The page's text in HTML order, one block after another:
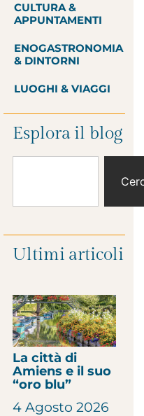
CULTURA &
APPUNTAMENTI
ENOGASTRONOMIA
& DINTORNI
LUOGHI & VIAGGI
Esplora il blog
Ultimi articoli
La città di
Amiens e il suo
“oro blu”
4 Agosto 2026